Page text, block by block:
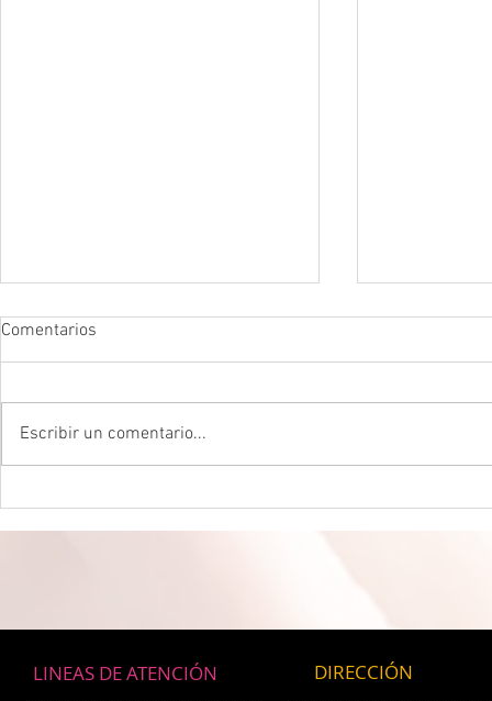
Comentarios
Escribir un comentario...
LINEAS DE ATENCIÓN DIRECCIÓN